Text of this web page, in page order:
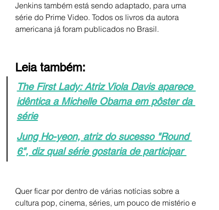
Jenkins também está sendo adaptado, para uma
série do Prime Video. Todos os livros da autora
americana já foram publicados no Brasil.
Leia também:
The First Lady: Atriz Viola Davis aparece
idêntica a Michelle Obama em pôster da
série
Jung Ho-yeon, atriz do sucesso "Round
6", diz qual série gostaria de participar
Quer ficar por dentro de várias notícias sobre a
cultura pop, cinema, séries, um pouco de mistério e